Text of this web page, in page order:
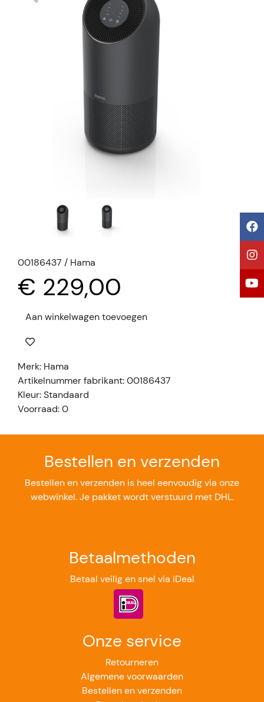
00186437 / Hama
€ 229,00
Aan winkelwagen toevoegen
Merk: Hama
Artikelnummer fabrikant: 00186437
Kleur: Standaard
Voorraad: 0
Bestellen en verzenden
Bestellen en verzenden is heel eenvoudig via onze
webwinkel. Je pakket wordt verstuurd met DHL.
Betaalmethoden
Betaal veilig en snel via iDeal
Onze service
Retourneren
Algemene voorwaarden
Bestellen en verzenden